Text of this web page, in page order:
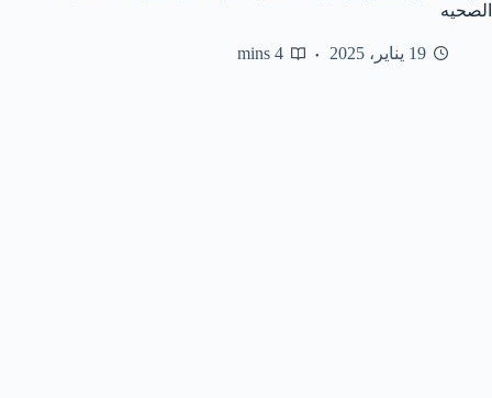
الصحيه
19 يناير، 2025 4 mins